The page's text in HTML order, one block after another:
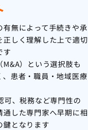
無によって手続きや承
しく理解した上で適切
す
）という選択肢も
患者・職員・地域医療
可、税務など専門性の
した専門家へ早期に相
鍵となります